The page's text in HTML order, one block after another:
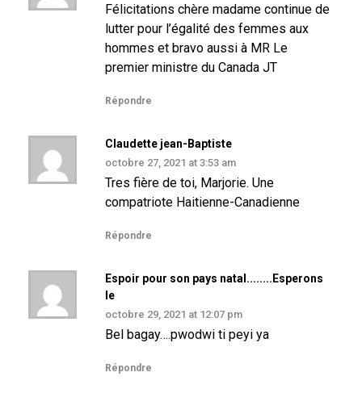
Félicitations chère madame continue de
lutter pour l’égalité des femmes aux
hommes et bravo aussi à MR Le
premier ministre du Canada JT
Répondre
Claudette jean-Baptiste
octobre 27, 2021 at 3:53 am
Tres fière de toi, Marjorie. Une
compatriote Haitienne-Canadienne
Répondre
Espoir pour son pays natal........Esperons
le
octobre 29, 2021 at 12:07 pm
Bel bagay….pwodwi ti peyi ya
Répondre